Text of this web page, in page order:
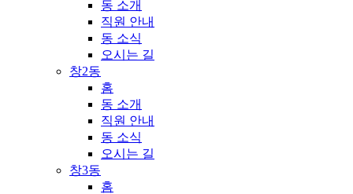
동 소개
직원 안내
동 소식
오시는 길
창2동
홈
동 소개
직원 안내
동 소식
오시는 길
창3동
홈